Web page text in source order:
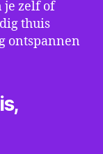
je zelf of
thuis
ontspannen